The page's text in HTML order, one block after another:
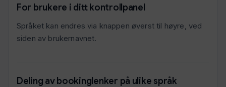
For brukere i ditt kontrollpanel
Språket kan endres via knappen øverst til høyre, ved
siden av brukernavnet.
Deling av bookinglenker på ulike språk